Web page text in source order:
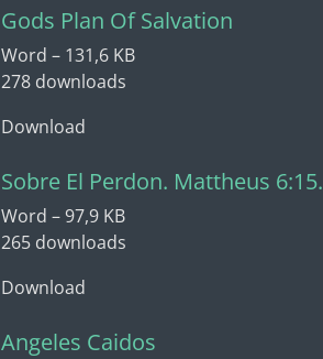
Gods Plan Of Salvation
Word – 131,6 KB
278 downloads
Download
Sobre El Perdon. Mattheus 6:15.
Word – 97,9 KB
265 downloads
Download
Angeles Caidos